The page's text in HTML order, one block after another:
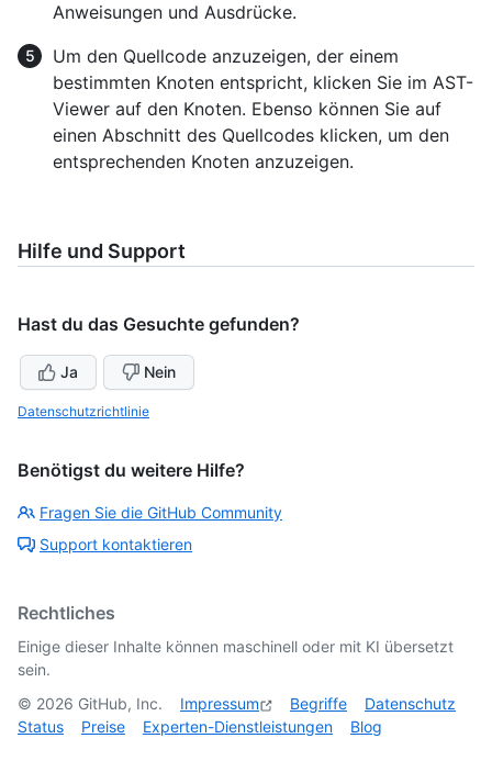
Anweisungen und Ausdrücke.
Um den Quellcode anzuzeigen, der einem
bestimmten Knoten entspricht, klicken Sie im AST-
Viewer auf den Knoten. Ebenso können Sie auf
einen Abschnitt des Quellcodes klicken, um den
entsprechenden Knoten anzuzeigen.
Hilfe und Support
Hast du das Gesuchte gefunden?
Ja Nein
Datenschutzrichtlinie
Benötigst du weitere Hilfe?
Fragen Sie die GitHub Community
Support kontaktieren
Rechtliches
Einige dieser Inhalte können maschinell oder mit KI übersetzt
sein.
© 2026 GitHub, Inc. Impressum Begriffe
Datenschutz
Status
Preise Experten-Dienstleistungen Blog